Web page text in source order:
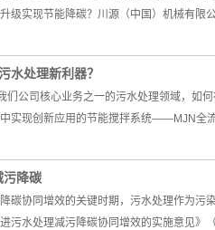
级实现节能降碳？川源（中国）机械有限
水处理新利器？
公司核心业务之一的污水处理领域，如
实现创新应用的节能搅拌系统——MJN全
污降碳
碳协同增效的关键时期，污水处理作为污
污水处理减污降碳协同增效的实施意见》